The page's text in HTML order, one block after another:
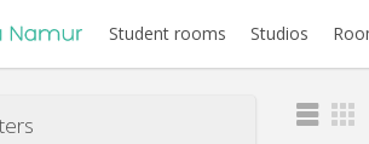
Student rooms Studios